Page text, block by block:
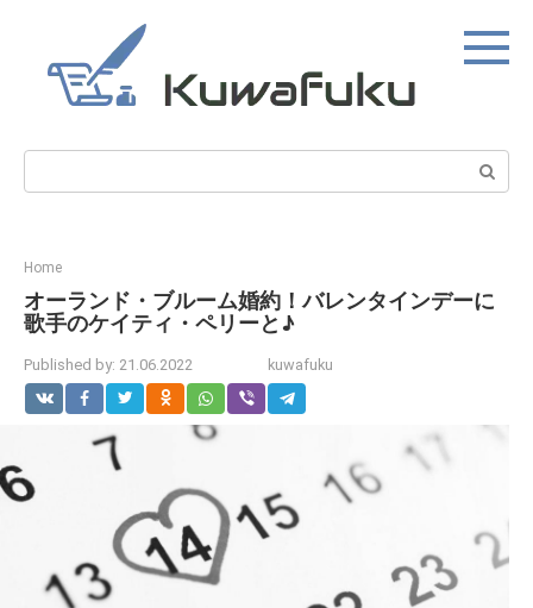
content
Search:
Home
オーランド・ブルーム婚約！バレンタインデーに
歌手のケイティ・ペリーと♪
Published by: 21.06.2022 kuwafuku